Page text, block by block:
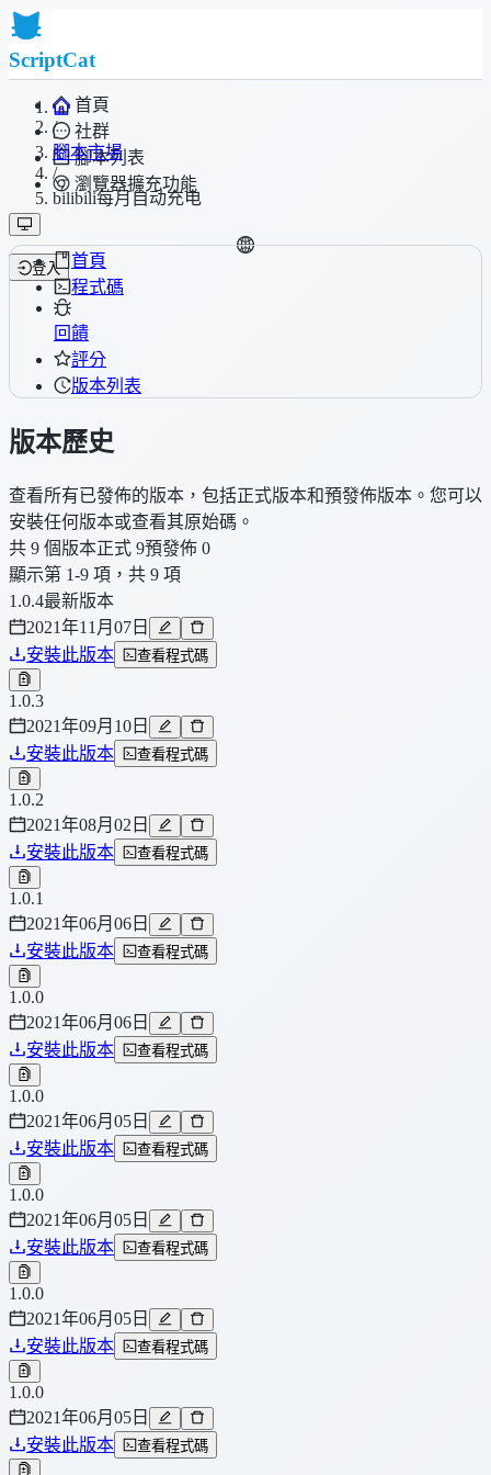
ScriptCat
首頁
社群
腳本列表
瀏覽器擴充功能
登入
/
腳本市場
/
bilibili每月自动充电
首頁
程式碼
回饋
評分
版本列表
版本歷史
查看所有已發佈的版本，包括正式版本和預發佈版本。您可以
安裝任何版本或查看其原始碼。
共 9 個版本正式 9預發佈 0
顯示第 1-9 項，共 9 項
1.0.4最新版本
2021年11月07日
安裝此版本
查看程式碼
1.0.3
2021年09月10日
安裝此版本
查看程式碼
1.0.2
2021年08月02日
安裝此版本
查看程式碼
1.0.1
2021年06月06日
安裝此版本
查看程式碼
1.0.0
2021年06月06日
安裝此版本
查看程式碼
1.0.0
2021年06月05日
安裝此版本
查看程式碼
1.0.0
2021年06月05日
安裝此版本
查看程式碼
1.0.0
2021年06月05日
安裝此版本
查看程式碼
1.0.0
2021年06月05日
安裝此版本
查看程式碼